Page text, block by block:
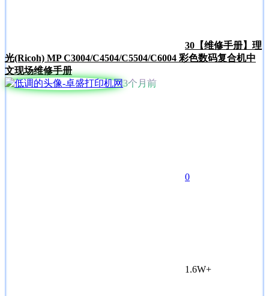
30 【维修手册】理
光(Ricoh) MP C3004/C4504/C5504/C6004 彩色数码复合机中
文现场维修手册
3个月前
0
1.6W+